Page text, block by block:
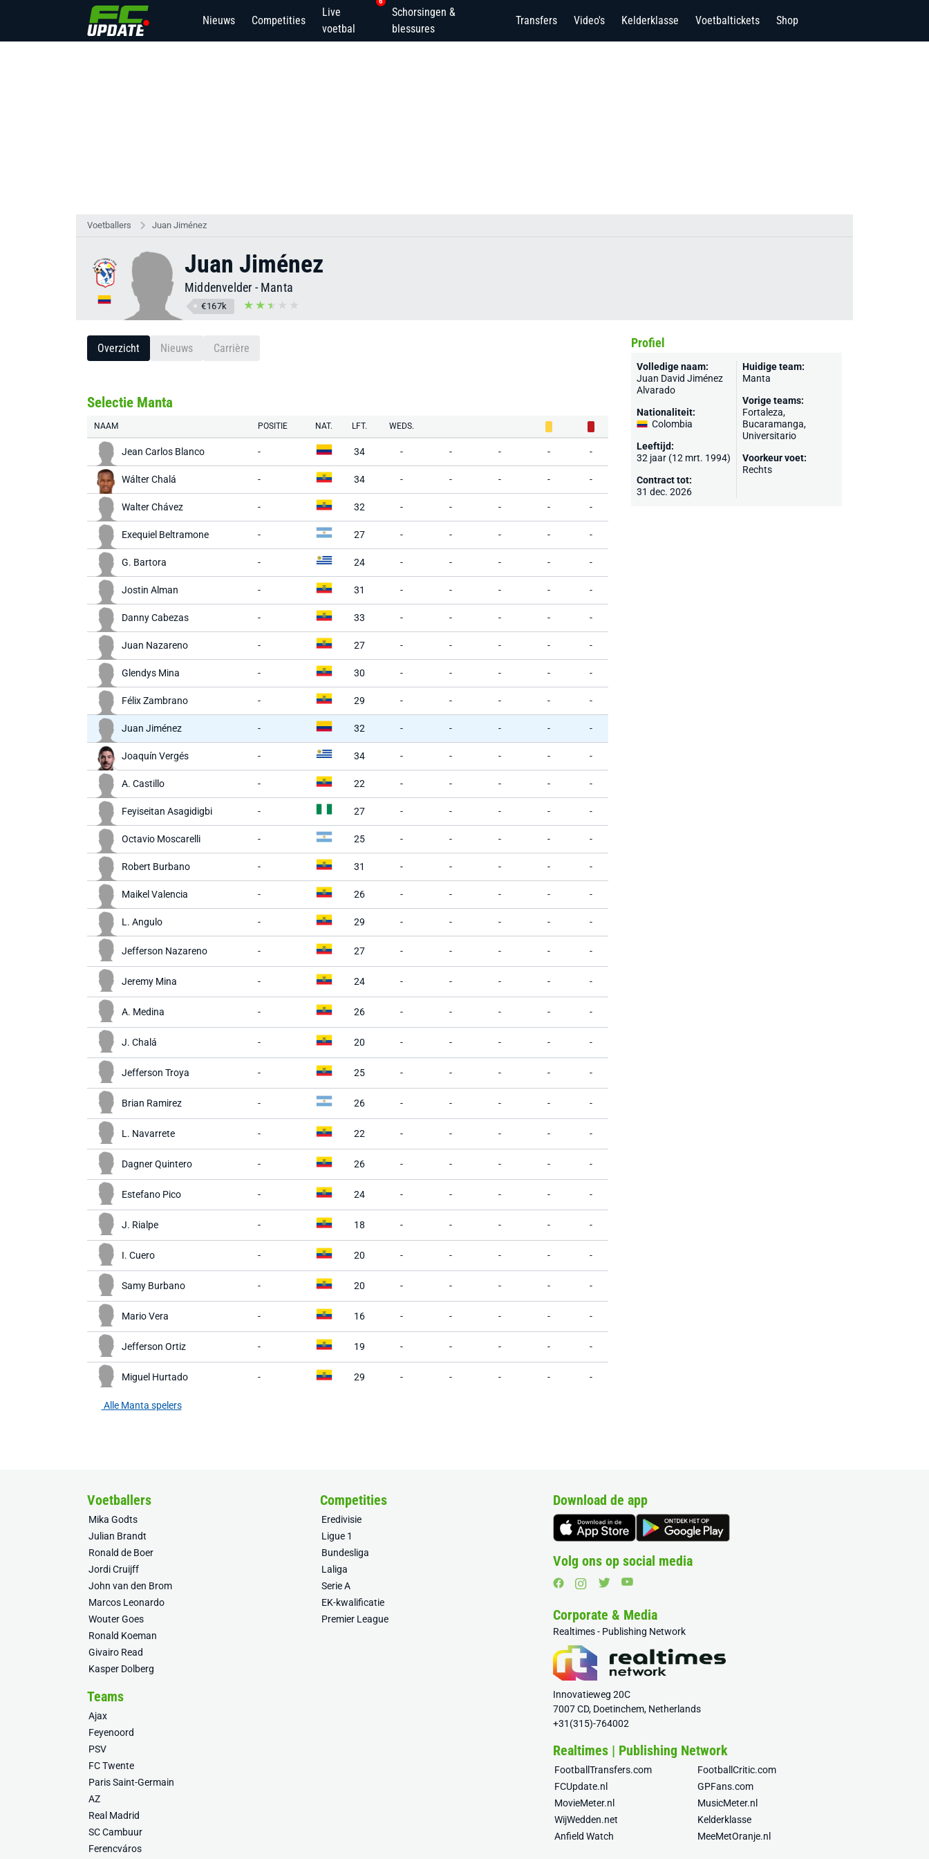
Nieuws Competities
Live
voetbal
Schorsingen &
blessures
Transfers Video's Kelderklasse Voetbaltickets Shop
Voetballers Juan Jiménez
Juan Jiménez
Middenvelder - Manta
€167k
Overzicht Nieuws Carrière
Selectie Manta
NAAM POSITIE NAT. LFT. WEDS.
Jean Carlos Blanco - 34 - - - - -
Wálter Chalá - 34 - - - - -
Walter Chávez - 32 - - - - -
Exequiel Beltramone - 27 - - - - -
G. Bartora - 24 - - - - -
Jostin Alman - 31 - - - - -
Danny Cabezas - 33 - - - - -
Juan Nazareno - 27 - - - - -
Glendys Mina - 30 - - - - -
Félix Zambrano - 29 - - - - -
Juan Jiménez - 32 - - - - -
Joaquín Vergés - 34 - - - - -
A. Castillo - 22 - - - - -
Feyiseitan Asagidigbi - 27 - - - - -
Octavio Moscarelli - 25 - - - - -
Robert Burbano - 31 - - - - -
Maikel Valencia - 26 - - - - -
L. Angulo - 29 - - - - -
Jefferson Nazareno - 27 - - - - -
Jeremy Mina - 24 - - - - -
A. Medina - 26 - - - - -
J. Chalá - 20 - - - - -
Jefferson Troya - 25 - - - - -
Brian Ramirez - 26 - - - - -
L. Navarrete - 22 - - - - -
Dagner Quintero - 26 - - - - -
Estefano Pico - 24 - - - - -
J. Rialpe - 18 - - - - -
I. Cuero - 20 - - - - -
Samy Burbano - 20 - - - - -
Mario Vera - 16 - - - - -
Jefferson Ortiz - 19 - - - - -
Miguel Hurtado - 29 - - - - -
Alle Manta spelers
Profiel
Volledige naam:
Juan David Jiménez
Alvarado
Nationaliteit:
Colombia
Leeftijd:
32 jaar (12 mrt. 1994)
Contract tot:
31 dec. 2026
Huidige team:
Manta
Vorige teams:
Fortaleza,
Bucaramanga,
Universitario
Voorkeur voet:
Rechts
Voetballers
Mika Godts
Julian Brandt
Ronald de Boer
Jordi Cruijff
John van den Brom
Marcos Leonardo
Wouter Goes
Ronald Koeman
Givairo Read
Kasper Dolberg
Competities
Eredivisie
Ligue 1
Bundesliga
Laliga
Serie A
EK-kwalificatie
Premier League
Teams
Ajax
Feyenoord
PSV
FC Twente
Paris Saint-Germain
AZ
Real Madrid
SC Cambuur
Ferencváros
Download de app
Volg ons op social media
Corporate & Media
Realtimes - Publishing Network
Innovatieweg 20C
7007 CD, Doetinchem, Netherlands
+31(315)-764002
Realtimes | Publishing Network
FootballTransfers.com
FootballCritic.com
FCUpdate.nl
GPFans.com
MovieMeter.nl
MusicMeter.nl
WijWedden.net
Kelderklasse
Anfield Watch
MeeMetOranje.nl